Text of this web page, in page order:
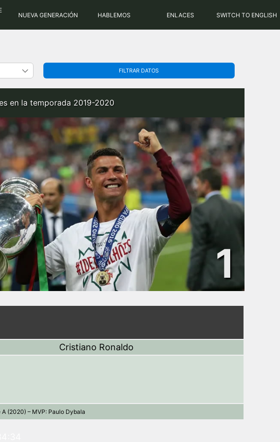
NUEVA GENERACIÓN HABLEMOS ENLACES SWITCH TO ENGLISH
FILTRAR DATOS
en la temporada 2019-2020
1
Cristiano Ronaldo
(2020) – MVP: Paulo Dybala